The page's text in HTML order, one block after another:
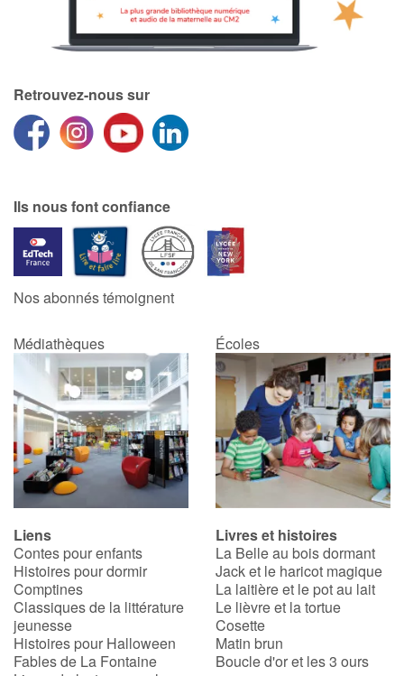
Retrouvez-nous sur
Ils nous font confiance
Nos abonnés témoignent
Médiathèques Écoles
Liens
Contes pour enfants
Histoires pour dormir
Comptines
Classiques de la littérature
jeunesse
Histoires pour Halloween
Fables de La Fontaine
Livres et histoires
La Belle au bois dormant
Jack et le haricot magique
La laitière et le pot au lait
Le lièvre et la tortue
Cosette
Matin brun
Boucle d'or et les 3 ours